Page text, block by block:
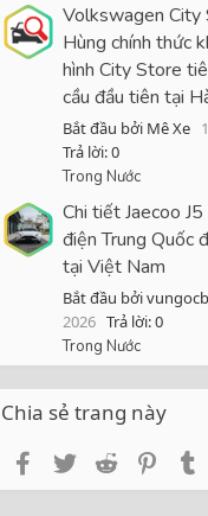
Volkswagen City
Hùng chính thức
hình City Store
cầu đầu tiên tại
Bắt đầu bởi Mê Xe
Trả lời: 0
Trong Nước
Chi tiết Jaecoo
điện Trung Quốc
tại Việt Nam
Bắt đầu bởi
2026 Trả lời: 0
Trong Nước
Chia sẻ trang này
FacebookTwitterReddit